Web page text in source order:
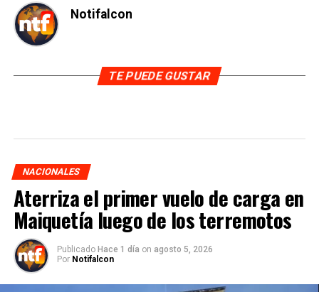
Notifalcon
TE PUEDE GUSTAR
NACIONALES
Aterriza el primer vuelo de carga en
Maiquetía luego de los terremotos
Publicado Hace 1 día on agosto 5, 2026
Por Notifalcon